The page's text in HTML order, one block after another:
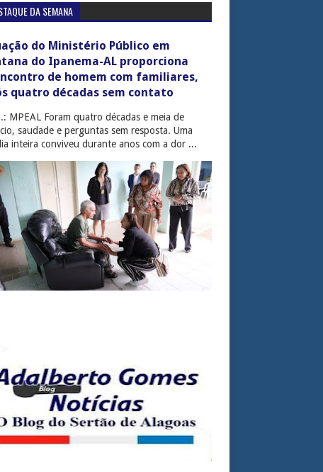
DA SEMANA
do Ministério Público em
do Ipanema-AL proporciona
de homem com familiares,
quatro décadas sem contato
MPEAL Foram quatro décadas e meia de
saudade e perguntas sem resposta. Uma
inteira conviveu durante anos com a dor ...